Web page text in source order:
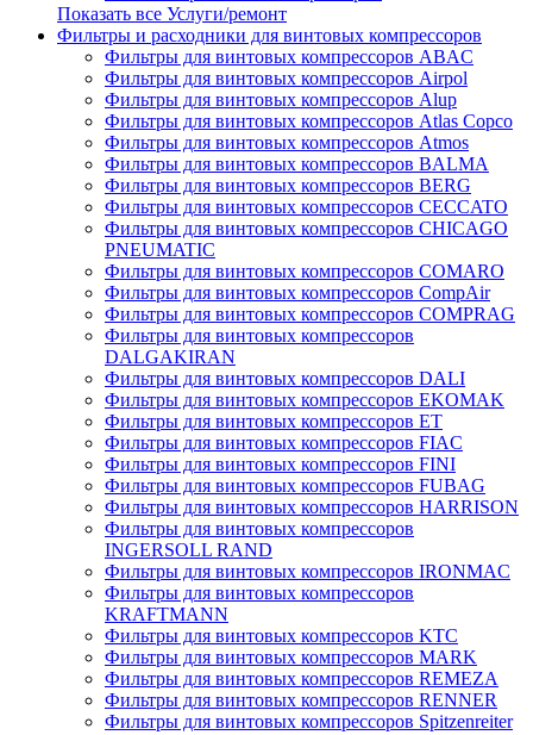
Показать все Услуги/ремонт
Фильтры и расходники для винтовых компрессоров
Фильтры для винтовых компрессоров ABAC
Фильтры для винтовых компрессоров Airpol
Фильтры для винтовых компрессоров Alup
Фильтры для винтовых компрессоров Atlas Copco
Фильтры для винтовых компрессоров Atmos
Фильтры для винтовых компрессоров BALMA
Фильтры для винтовых компрессоров BERG
Фильтры для винтовых компрессоров CECCATO
Фильтры для винтовых компрессоров CHICAGO
PNEUMATIC
Фильтры для винтовых компрессоров COMARO
Фильтры для винтовых компрессоров CompAir
Фильтры для винтовых компрессоров COMPRAG
Фильтры для винтовых компрессоров
DALGAKIRAN
Фильтры для винтовых компрессоров DALI
Фильтры для винтовых компрессоров EKOMAK
Фильтры для винтовых компрессоров ET
Фильтры для винтовых компрессоров FIAC
Фильтры для винтовых компрессоров FINI
Фильтры для винтовых компрессоров FUBAG
Фильтры для винтовых компрессоров HARRISON
Фильтры для винтовых компрессоров
INGERSOLL RAND
Фильтры для винтовых компрессоров IRONMAC
Фильтры для винтовых компрессоров
KRAFTMANN
Фильтры для винтовых компрессоров KTC
Фильтры для винтовых компрессоров MARK
Фильтры для винтовых компрессоров REMEZA
Фильтры для винтовых компрессоров RENNER
Фильтры для винтовых компрессоров Spitzenreiter